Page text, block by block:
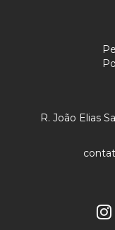
R. João Elias